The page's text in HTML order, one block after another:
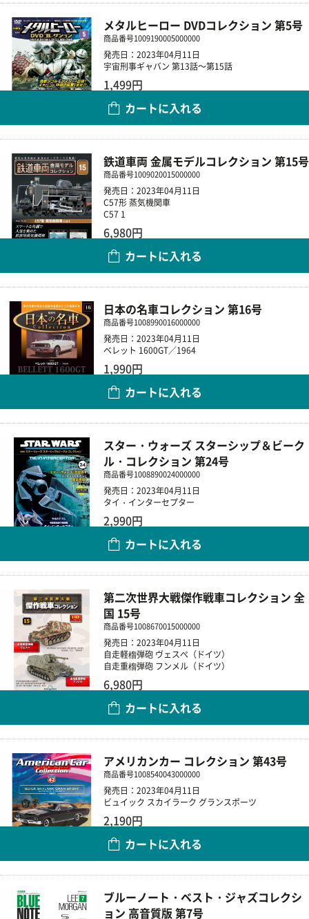
メタルヒーロー DVDコレクション 第5号
商品番号1009190005000000
発売日：2023年04月11日
宇宙刑事ギャバン 第13話～第15話
1,499円
カートに入れる
鉄道車両 金属モデルコレクション 第15号
商品番号1009020015000000
発売日：2023年04月11日
C57形 蒸気機関車
C57 1
6,980円
カートに入れる
日本の名車コレクション 第16号
商品番号1008990016000000
発売日：2023年04月11日
ベレット 1600GT／1964
1,990円
カートに入れる
スター・ウォーズ スターシップ＆ビーク
ル・コレクション 第24号
商品番号1008890024000000
発売日：2023年04月11日
タイ・インターセプター
2,990円
カートに入れる
第二次世界大戦傑作戦車コレクション 全
国 15号
商品番号1008670015000000
発売日：2023年04月11日
自走軽榴弾砲 ヴェスぺ（ドイツ）
自走重榴弾砲 フンメル（ドイツ）
6,980円
カートに入れる
アメリカンカー コレクション 第43号
商品番号1008540043000000
発売日：2023年04月11日
ビュイック スカイラーク グランスポーツ
2,190円
カートに入れる
ブルーノート・ベスト・ジャズコレクシ
ョン 高音質版 第7号